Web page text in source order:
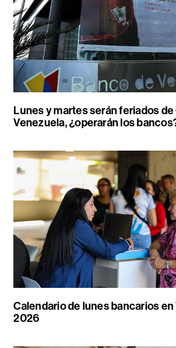
Lunes y martes serán feriados de
Venezuela, ¿operarán los
Calendario de lunes bancarios en
2026